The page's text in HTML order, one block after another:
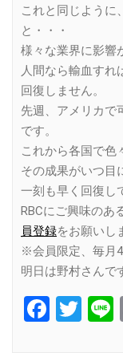
これと同じように
と・・・
様々な業界に影響
人間なら輸血すれ
回復しません。
先週、アメリカで
です。
これから各国で色
その成果がいつ目
一刻も早く回復し
RBCにご興味のあ
員登録をお願いし
※会員限定、毎月4
明日は野村さんで